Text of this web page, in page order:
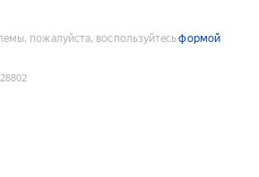
пожалуйста, воспользуйтесьформой